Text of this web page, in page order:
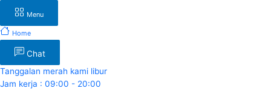
Menu
Home
Chat
Tanggalan merah kami libur
Jam kerja : 09:00 - 20:00